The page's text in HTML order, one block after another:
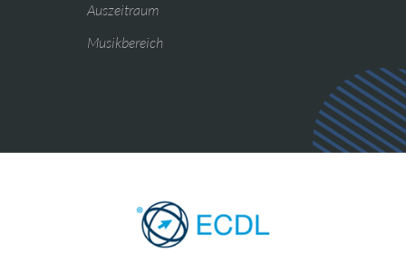
Auszeitraum
Musikbereich